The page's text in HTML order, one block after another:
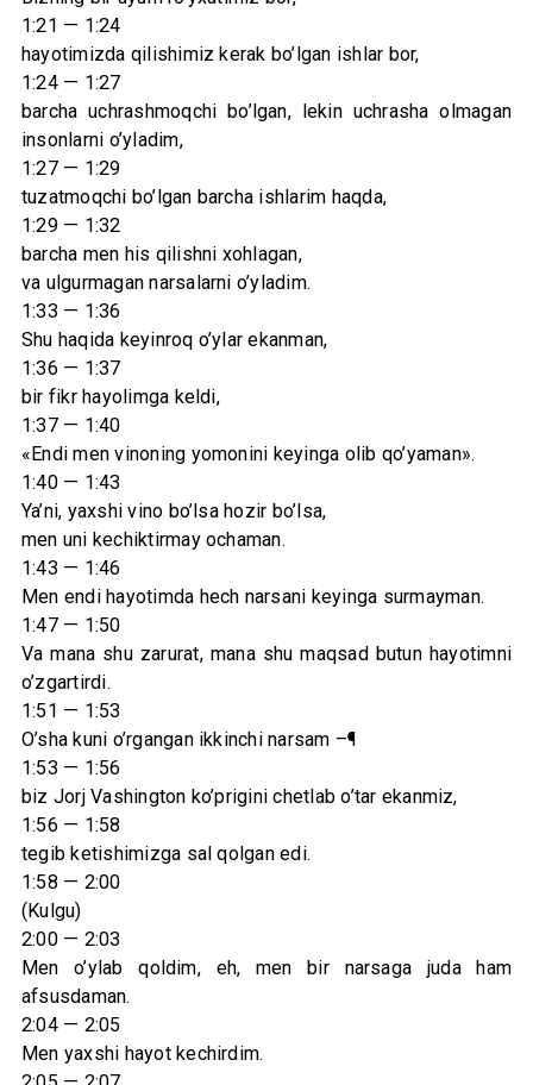
1:21 — 1:24
hayotimizda qilishimiz kerak bo’lgan ishlar bor,
1:24 — 1:27
barcha uchrashmoqchi bo’lgan, lekin uchrasha olmagan
insonlarni o’yladim,
1:27 — 1:29
tuzatmoqchi bo’lgan barcha ishlarim haqda,
1:29 — 1:32
barcha men his qilishni xohlagan,
va ulgurmagan narsalarni o’yladim.
1:33 — 1:36
Shu haqida keyinroq o’ylar ekanman,
1:36 — 1:37
bir fikr hayolimga keldi,
1:37 — 1:40
«Endi men vinoning yomonini keyinga olib qo’yaman».
1:40 — 1:43
Ya’ni, yaxshi vino bo’lsa hozir bo’lsa,
men uni kechiktirmay ochaman.
1:43 — 1:46
Men endi hayotimda hech narsani keyinga surmayman.
1:47 — 1:50
Va mana shu zarurat, mana shu maqsad butun hayotimni
o’zgartirdi.
1:51 — 1:53
O’sha kuni o’rgangan ikkinchi narsam –¶
1:53 — 1:56
biz Jorj Vashington ko’prigini chetlab o’tar ekanmiz,
1:56 — 1:58
tegib ketishimizga sal qolgan edi.
1:58 — 2:00
(Kulgu)
2:00 — 2:03
Men o’ylab qoldim, eh, men bir narsaga juda ham
afsusdaman.
2:04 — 2:05
Men yaxshi hayot kechirdim.